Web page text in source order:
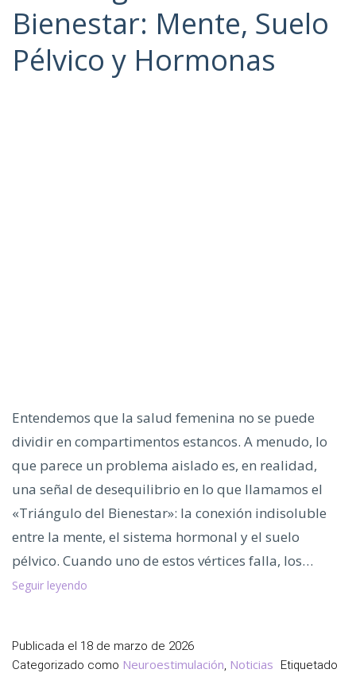
Bienestar: Mente, Suelo
Pélvico y Hormonas
Entendemos que la salud femenina no se puede
dividir en compartimentos estancos. A menudo, lo
que parece un problema aislado es, en realidad,
una señal de desequilibrio en lo que llamamos el
«Triángulo del Bienestar»: la conexión indisoluble
entre la mente, el sistema hormonal y el suelo
pélvico. Cuando uno de estos vértices falla, los…
Seguir leyendo
Bienestar:
Mente,
Publicada el 18 de marzo de 2026
Categorizado como Neuroestimulación, Noticias
Etiquetado